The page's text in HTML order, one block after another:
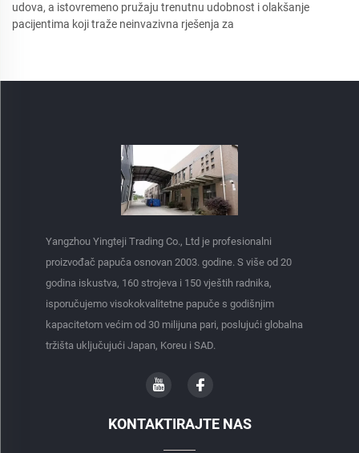
udova, a istovremeno pružaju trenutnu udobnost i olakšanje
pacijentima koji traže neinvazivna rješenja za
Yangzhou Yingteji Trading Co., Ltd je profesionalni
proizvođač papuča osnovan 2003. godine. S više od 20
godina iskustva, 160 strojeva i 150 vještih radnika,
isporučujemo visokokvalitetne papuče s godišnjim
kapacitetom većim od 30 milijuna pari, poslujući globalna
tržišta uključujući Japan, Koreu i SAD.
KONTAKTIRAJTE NAS